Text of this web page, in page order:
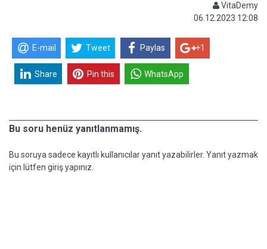
VitaDemy
06.12.2023 12:08
E-mail Tweet Paylas +1
Share Pin this WhatsApp
Bu soru henüz yanıtlanmamış.
Bu soruya sadece kayıtlı kullanıcılar yanıt yazabilirler. Yanıt yazmak
için lütfen giriş yapınız.